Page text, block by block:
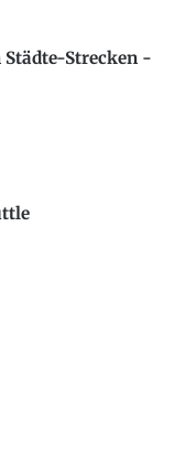
Strecken -